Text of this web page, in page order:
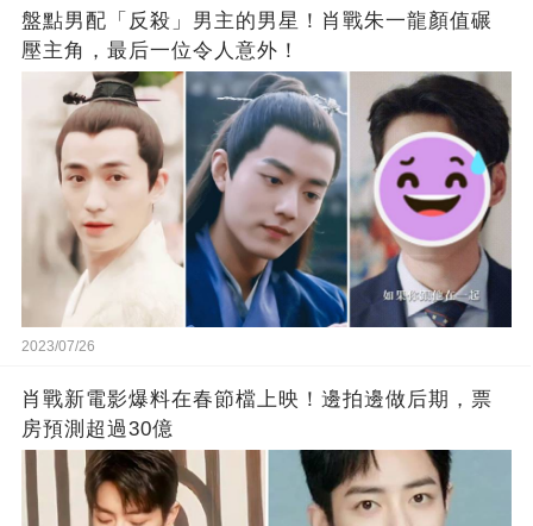
盤點男配「反殺」男主的男星！肖戰朱一龍顏值碾
壓主角，最后一位令人意外！
2023/07/26
肖戰新電影爆料在春節檔上映！邊拍邊做后期，票
房預測超過30億